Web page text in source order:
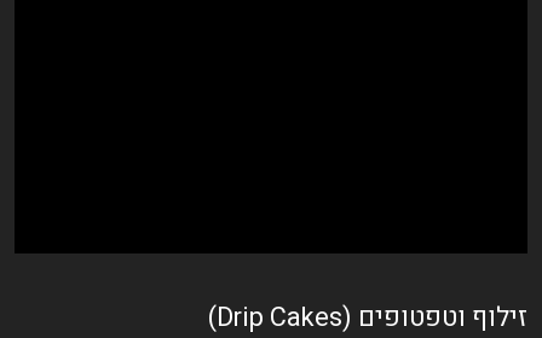
זילוף וטפטופים (Drip Cakes)